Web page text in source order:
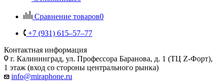
Сравнение товаров0
+7 (931) 615‒57‒77
Контактная информация
г. Калининград, ул. Профессора Баранова, д. 1 (ТЦ Z-Форт),
1 этаж (вход со стороны центрального рынка)
info@miraphone.ru